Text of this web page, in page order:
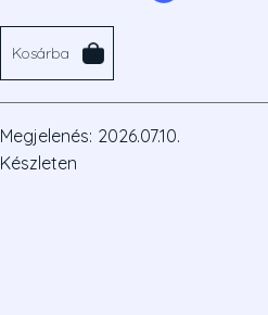
Kosárba
Megjelenés: 2026.07.10.
Készleten